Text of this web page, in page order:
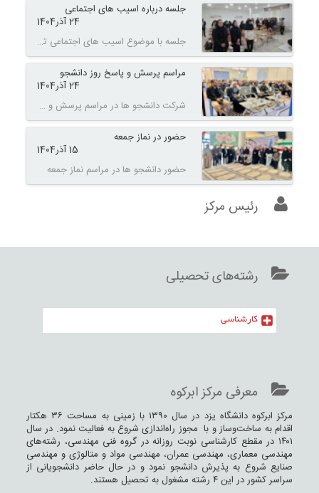
جلسه درباره اسیب های اجتماعی
24 آذر
1404
جلسه با موضوع اسیب های اجتماعی توسط سرهنگ
مراسم پرسش و پاسخ روز دانشجو
24 آذر
1404
شرکت دانشجو ها در مراسم پرسش و پاسخ روز دانشجو در دفتر امام جمعه
حضور در نماز جمعه
15 آذر
1404
حضور دانشجو ها در مراسم نماز جمعه
رئیس مرکز
رشته‌های تحصیلی
کارشناسی
معرفی مرکز ابرکوه
مرکز ابرکوه دانشگاه یزد در سال ۱۳۹۰ با زمینی به مساحت ۳۶ هکتار
اقدام به ساخت‌وساز و با مجوز راه‌اندازی شروع به فعالیت نمود. در سال
۱۴۰۱ در مقطع کارشناسی نوبت روزانه در گروه فنی مهندسی، رشته‌های
مهندسی معماری، مهندسی عمران، مهندسی مواد و متالوژی و مهندسی
صنایع شروع به پذیرش دانشجو نمود و در حال حاضر دانشجویانی از
سراسر کشور در این ۴ رشته مشغول به تحصیل هستند.